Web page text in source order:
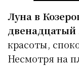
Луна в
красоты,
Несмотря на